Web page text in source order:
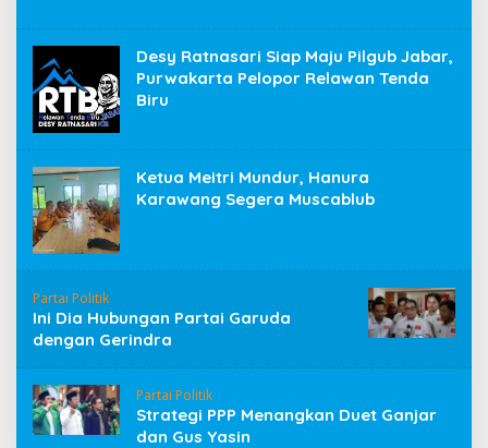
Desy Ratnasari Siap Maju Pilgub Jabar,
Purwakarta Pelopor Relawan Tenda
Biru
Ketua Meitri Mundur, Hanura
Karawang Segera Muscablub
Partai Politik
Ini Dia Hubungan Partai Garuda
dengan Gerindra
Partai Politik
Strategi PPP Menangkan Duet Ganjar
dan Gus Yasin